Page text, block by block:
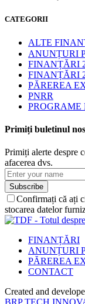
CATEGORII
ALTE
ANUNȚURI
FINANȚĂRI
FINANȚĂRI
PĂREREA
PNRR
Primiți buletinul
Primiți alerte despre
afacerea dvs.
Subscribe
Confirmați că ați
stocarea datelor
FINANȚĂRI
ANUNȚURI
PĂREREA
CONTACT
Created and